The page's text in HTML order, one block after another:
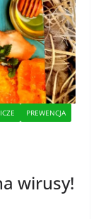
PREWENCJA
wirusy!